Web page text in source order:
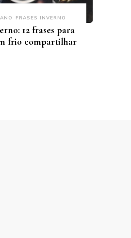
FRASES INVERNO
12 frases para
frio compartilhar